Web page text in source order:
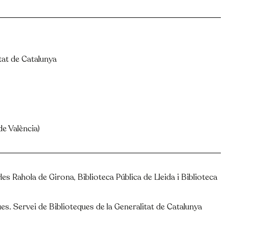
de Catalunya
València)
Rahola de Girona, Biblioteca Pública de Lleida i Biblioteca
Servei de Biblioteques de la Generalitat de Catalunya